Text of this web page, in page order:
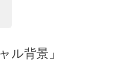
背景」